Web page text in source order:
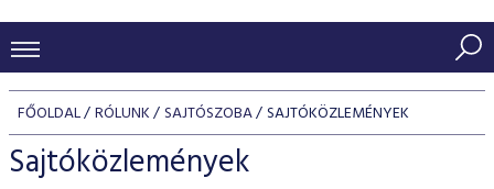
KERESKEDÉSI ADATOK
INDEXEK
BEFEKTETŐK
FŐOLDAL RÓLUNK SAJTÓSZOBA SAJTÓKÖZLEMÉNYEK
Sajtóközlemények